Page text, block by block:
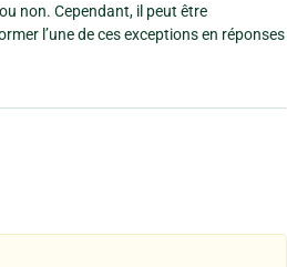
ou non. Cependant, il peut être
l’une de ces exceptions en réponses